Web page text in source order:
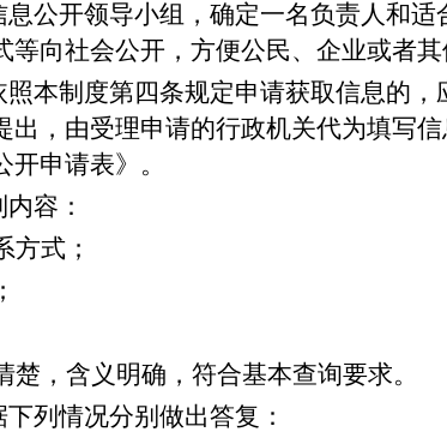
公开领导小组，确定一名负责人和
向社会公开，方便公民、企业或者其
本制度第四条规定申请获取信息的
，由受理申请的行政机关代为填写
申请表》。
容：
方式；
，含义明确，符合基本查询要求。
列情况分别做出答复：